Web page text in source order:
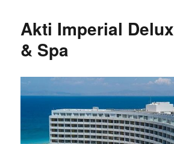
Akti Imperial
& Spa